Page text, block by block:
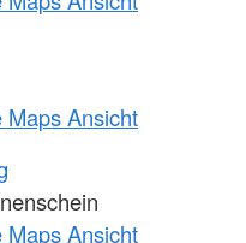
Maps Ansicht
Maps Ansicht